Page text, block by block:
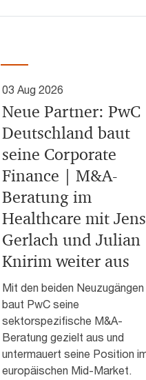
03 Aug 2026
Neue Partner: PwC
Deutschland baut
seine Corporate
Finance | M&A-
Beratung im
Healthcare mit Jens
Gerlach und Julian
Knirim weiter aus
Mit den beiden Neuzugängen
baut PwC seine
sektorspezifische M&A-
Beratung gezielt aus und
untermauert seine Position
europäischen Mid-Market.